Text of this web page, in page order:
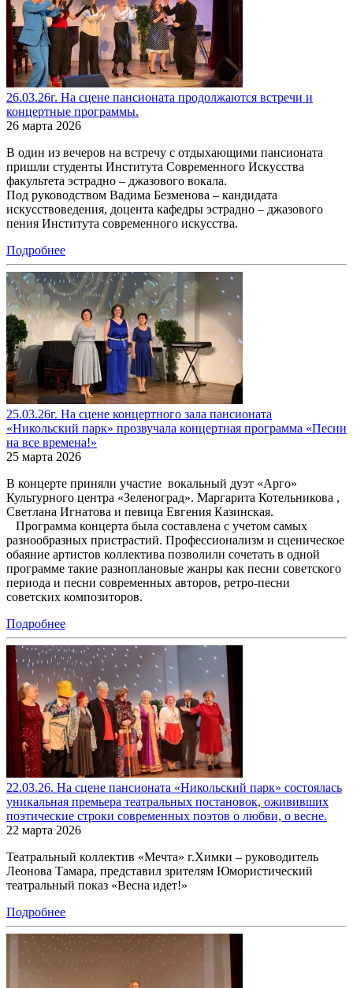
26.03.26г. На сцене пансионата продолжаются встречи и
концертные программы.
26 марта 2026
В один из вечеров на встречу с отдыхающими пансионата
пришли студенты Института Современного Искусства
факультета эстрадно – джазового вокала.
Под руководством Вадима Безменова – кандидата
искусствоведения, доцента кафедры эстрадно – джазового
пения Института современного искусства.
Подробнее
25.03.26г. На сцене концертного зала пансионата
«Никольский парк» прозвучала концертная программа «Песни
на все времена!»
25 марта 2026
В концерте приняли участие вокальный дуэт «Арго»
Культурного центра «Зеленоград». Маргарита Котельникова ,
Светлана Игнатова и певица Евгения Казинская.
Программа концерта была составлена с учетом самых
разнообразных пристрастий. Профессионализм и сценическое
обаяние артистов коллектива позволили сочетать в одной
программе такие разноплановые жанры как песни советского
периода и песни современных авторов, ретро-песни
советских композиторов.
Подробнее
22.03.26. На сцене пансионата «Никольский парк» состоялась
уникальная премьера театральных постановок, ожививших
поэтические строки современных поэтов о любви, о весне.
22 марта 2026
Театральный коллектив «Мечта» г.Химки – руководитель
Леонова Тамара, представил зрителям Юмористический
театральный показ «Весна идет!»
Подробнее